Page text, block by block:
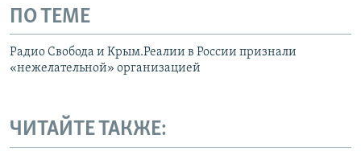
ПО ТЕМЕ
Радио Свобода и Крым.Реалии в России признали
«нежелательной» организацией
ЧИТАЙТЕ ТАКЖЕ: